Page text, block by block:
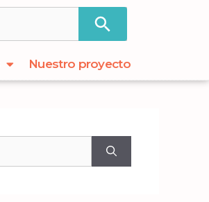
Nuestro proyecto